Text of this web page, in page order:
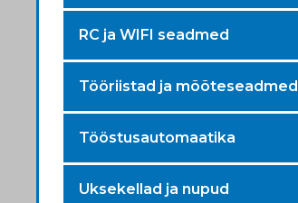
RC ja WIFI seadmed
Tööriistad ja mõõteseadmed
Tööstusautomaatika
Uksekellad ja nupud